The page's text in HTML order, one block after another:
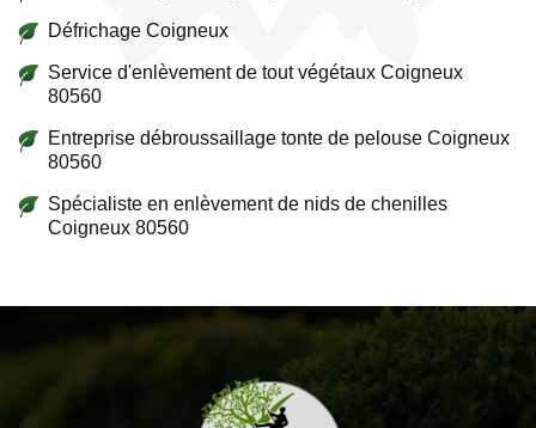
Défrichage Coigneux
Service d'enlèvement de tout végétaux Coigneux
80560
Entreprise débroussaillage tonte de pelouse Coigneux
80560
Spécialiste en enlèvement de nids de chenilles
Coigneux 80560